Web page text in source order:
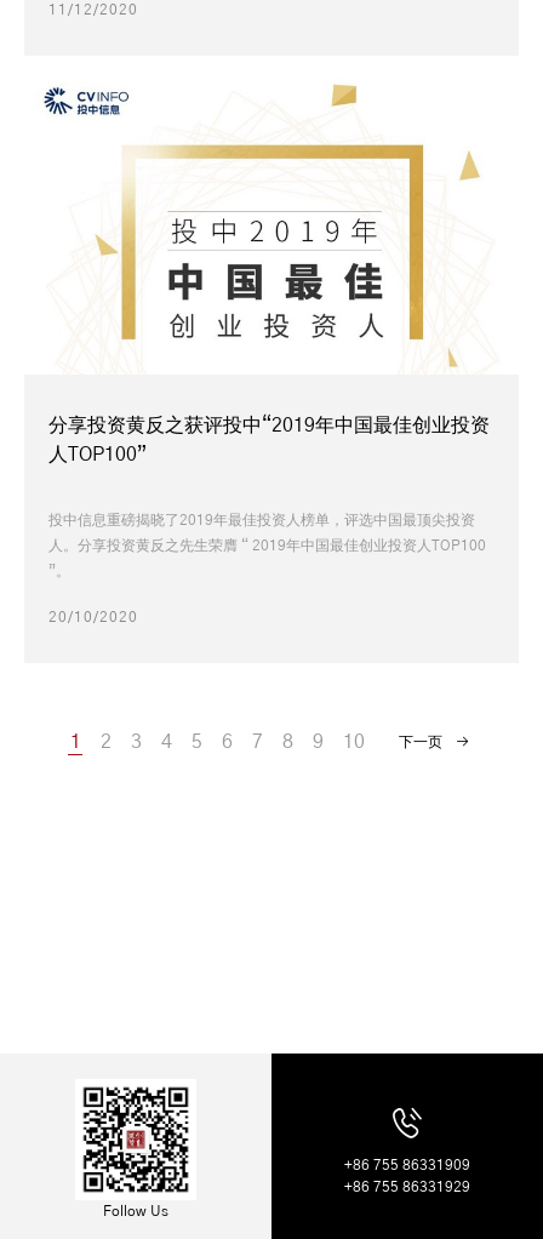
11/12/2020
分享投资黄反之获评投中“2019年中国最佳创业投资
人TOP100”
投中信息重磅揭晓了2019年最佳投资人榜单，评选中国最顶尖投资
人。分享投资黄反之先生荣膺 “ 2019年中国最佳创业投资人TOP100
”。
20/10/2020
1 2 3 4 5 6 7 8 9 10 下一页
Follow Us
+86 755 86331909
+86 755 86331929